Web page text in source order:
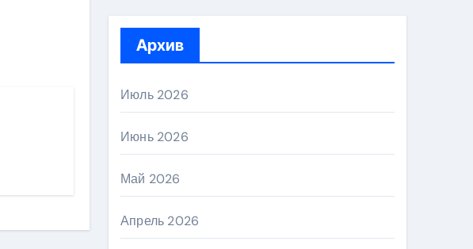
Архив
Июль 2026
Июнь 2026
Май 2026
Апрель 2026